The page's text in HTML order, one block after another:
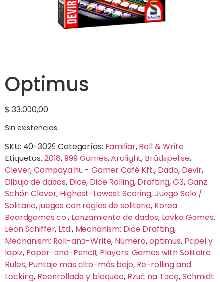
Optimus
$ 33.000,00
Sin existencias
SKU: 40-3029Categorías: Familiar, Roll & Write
Etiquetas: 2018,999 Games,Arclight, Brädspel.se,
Clever,Compaya.hu - Gamer Café Kft., Dado, Devir,
Dibujo de dados, Dice, Dice Rolling, Drafting,G3,Ganz
Schön Clever, Highest-Lowest Scoring,Juego Solo /
Solitario,juegos con reglas de solitario, Korea
Boardgames co., Lanzamiento de dados, Lavka Games,
Leon Schiffer, Ltd., Mechanism: Dice Drafting,
Mechanism: Roll-and-Write, Número,optimus, Papel y
lapiz, Paper-and-Pencil, Players: Games with Solitaire
Rules, Puntaje más alto-más bajo, Re-rolling and
Locking, Reenrollado y bloqueo, Rzuć na Tacę,Schmidt